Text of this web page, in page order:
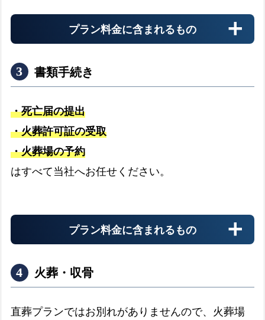
プラン料金に含まれるもの
お迎え先からの搬送料金
安置料金
ドライアイス
書類手続き
・死亡届の提出
・火葬許可証の受取
・火葬場の予約
はすべて当社へお任せください。
プラン料金に含まれるもの
火葬・収骨
直葬プランではお別れがありませんので、火葬場